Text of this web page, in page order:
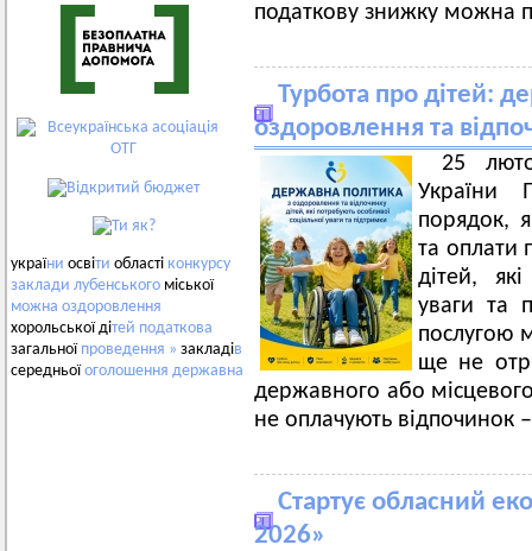
україни освіти області конкурсу
заклади лубенського міської
можна оздоровлення
хорольської дітей податкова
загальної проведення » закладів
середньоїоголошення державна
податкову знижку можна
Турбота про дітей:
оздоровлення та
25
України
порядок,
та оплати
дітей,
уваги та
послугою
ще не
державного або
не оплачують відпочинок
Стартує обласний
2026»